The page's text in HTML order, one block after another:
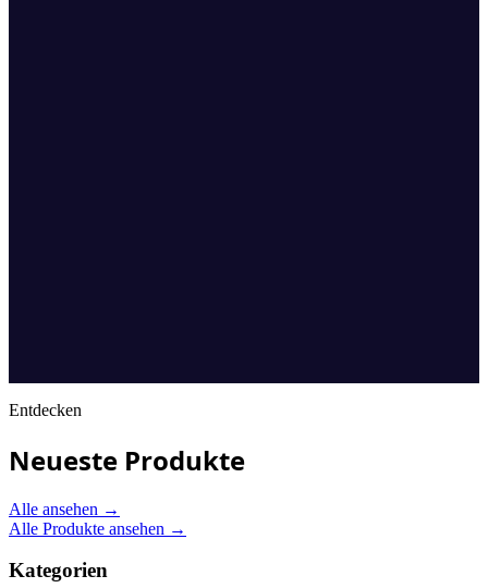
Entdecken
Neueste Produkte
Alle ansehen →
Alle Produkte ansehen →
Kategorien